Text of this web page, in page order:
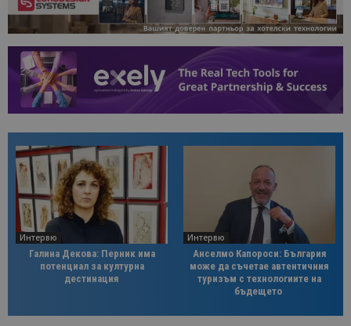
Интервю
Галина Декова: Перник има
потенциал за културна
дестинация
Интервю
Анселмо Капороси: България
може да съчетае автентичния
туризъм с технологиите на
бъдещето